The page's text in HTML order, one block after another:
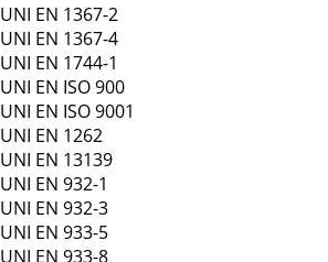
UNI EN 1367-2
UNI EN 1367-4
UNI EN 1744-1
UNI EN ISO 900
UNI EN ISO 9001
UNI EN 1262
UNI EN 13139
UNI EN 932-1
UNI EN 932-3
UNI EN 933-5
UNI EN 933-8